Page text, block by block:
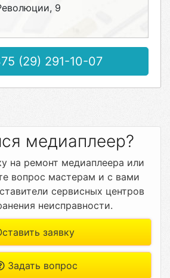
9
(29) 291-10-07
медиаплеер?
на ремонт медиаплеера или
вопрос мастерам и с вами
сервисных центров
неисправности.
заявку
Задать вопрос